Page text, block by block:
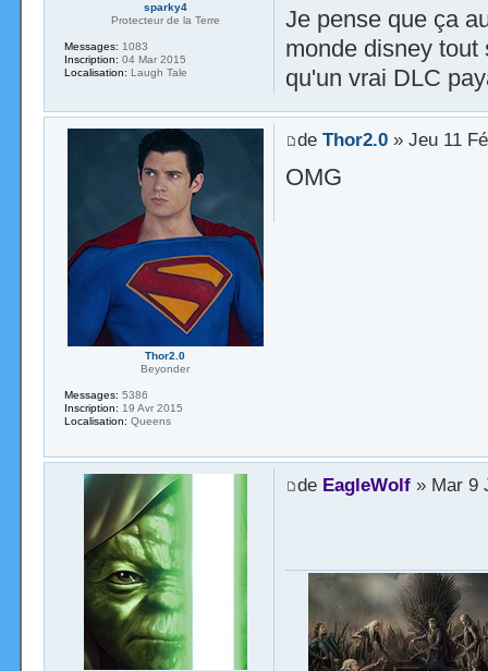
Je pense que ça
monde disney
qu'un vrai DLC
sparky4
Protecteur de la Terre
Messages: 1083
Inscription: 04 Mar 2015
Localisation: Laugh Tale
de Thor2.0» Jeu 11
OMG
Thor2.0
Beyonder
Messages: 5386
Inscription: 19 Avr 2015
Localisation: Queens
de EagleWolf» Mar 9